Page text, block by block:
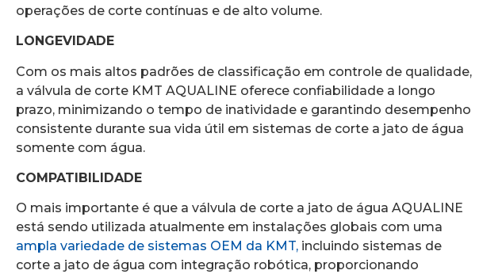
operações de corte contínuas e de alto volume.
LONGEVIDADE
Com os mais altos padrões de classificação em controle de qualidade,
a válvula de corte KMT AQUALINE oferece confiabilidade a longo
prazo, minimizando o tempo de inatividade e garantindo desempenho
consistente durante sua vida útil em sistemas de corte a jato de água
somente com água.
COMPATIBILIDADE
O mais importante é que a válvula de corte a jato de água AQUALINE
está sendo utilizada atualmente em instalações globais com uma
ampla variedade de sistemas OEM da KMT, incluindo sistemas de
corte a jato de água com integração robótica, proporcionando